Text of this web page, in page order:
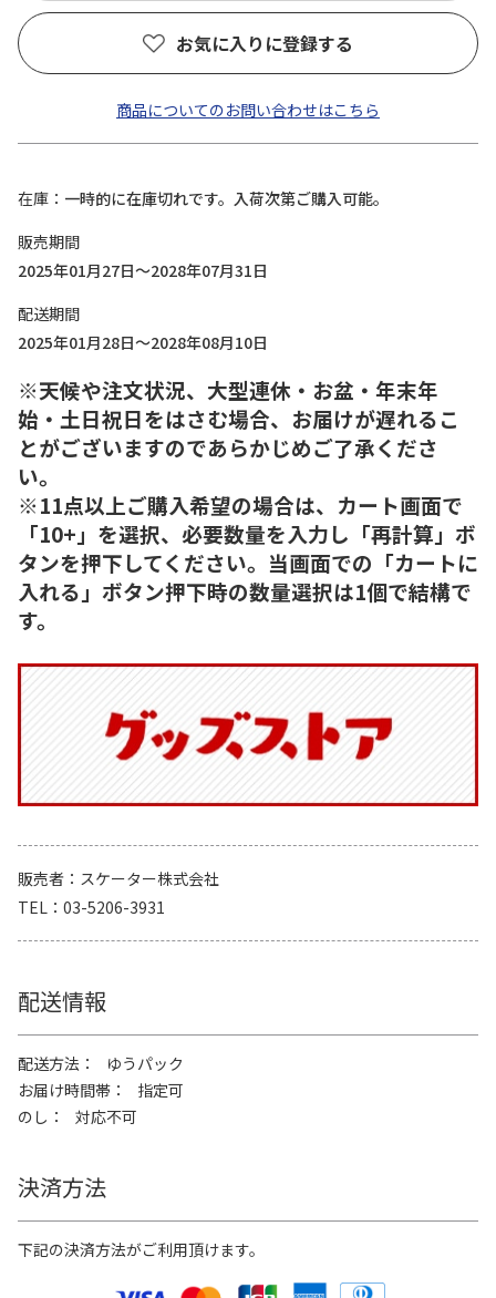
お気に入りに登録する
商品についてのお問い合わせはこちら
在庫
一時的に在庫切れです。入荷次第ご購入可能。
販売期間
2025年01月27日～2028年07月31日
配送期間
2025年01月28日～2028年08月10日
※天候や注文状況、大型連休・お盆・年末年
始・土日祝日をはさむ場合、お届けが遅れるこ
とがございますのであらかじめご了承くださ
い。
※11点以上ご購入希望の場合は、カート画面で
「10+」を選択、必要数量を入力し「再計算」ボ
タンを押下してください。当画面での「カートに
入れる」ボタン押下時の数量選択は1個で結構で
す。
販売者
スケーター株式会社
TEL
03-5206-3931
配送情報
配送方法
ゆうパック
お届け時間帯
指定可
のし
対応不可
決済方法
下記の決済方法がご利用頂けます。